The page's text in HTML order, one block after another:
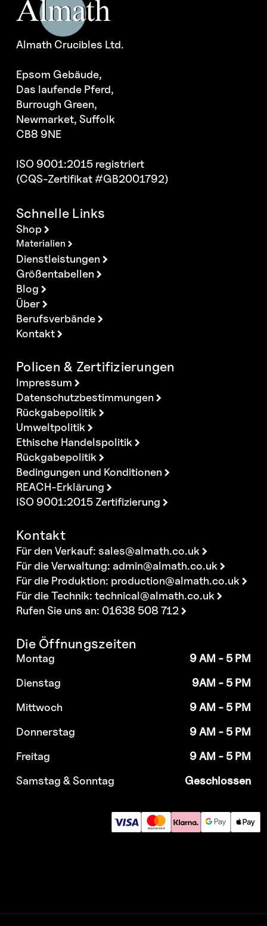
Almath Crucibles Ltd.
Epsom Gebäude,
Das laufende Pferd,
Burrough Green,
Newmarket, Suffolk
CB8 9NE
ISO 9001:2015 registriert
(CQS-Zertifikat #GB2001792)
Schnelle Links
Shop
Materialien
Dienstleistungen
Größentabellen
Blog
Über
Berufsverbände
Kontakt
Policen & Zertifizierungen
Impressum
Datenschutzbestimmungen
Rückgabepolitik
Umweltpolitik
Ethische Handelspolitik
Rückgabepolitik
Bedingungen und Konditionen
REACH-Erklärung
ISO 9001:2015 Zertifizierung
Kontakt
Für den Verkauf:sales@almath.co.uk
Für die Verwaltung: admin@almath.co.uk
Für die Produktion: production@almath.co.uk
Für die Technik:technical@almath.co.uk
Rufen Sie uns an: 01638 508 712
Die Öffnungszeiten
Montag
9 AM - 5 PM
Dienstag
9AM - 5 PM
Mittwoch
9 AM - 5 PM
Donnerstag
9 AM - 5 PM
Freitag
9 AM - 5 PM
Samstag & Sonntag
Geschlossen